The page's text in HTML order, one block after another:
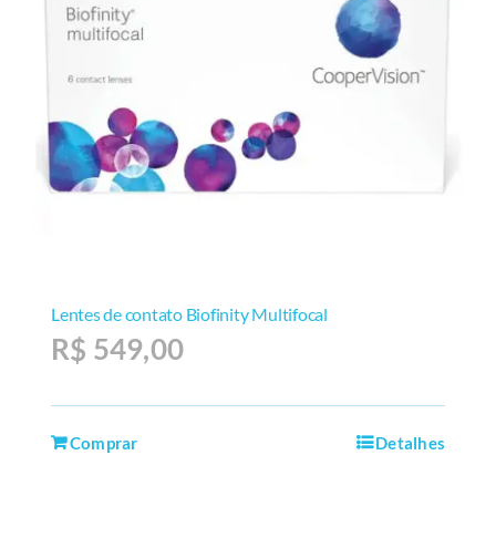
Lentes de contato Biofinity Multifocal
R$ 549,00
Comprar Detalhes